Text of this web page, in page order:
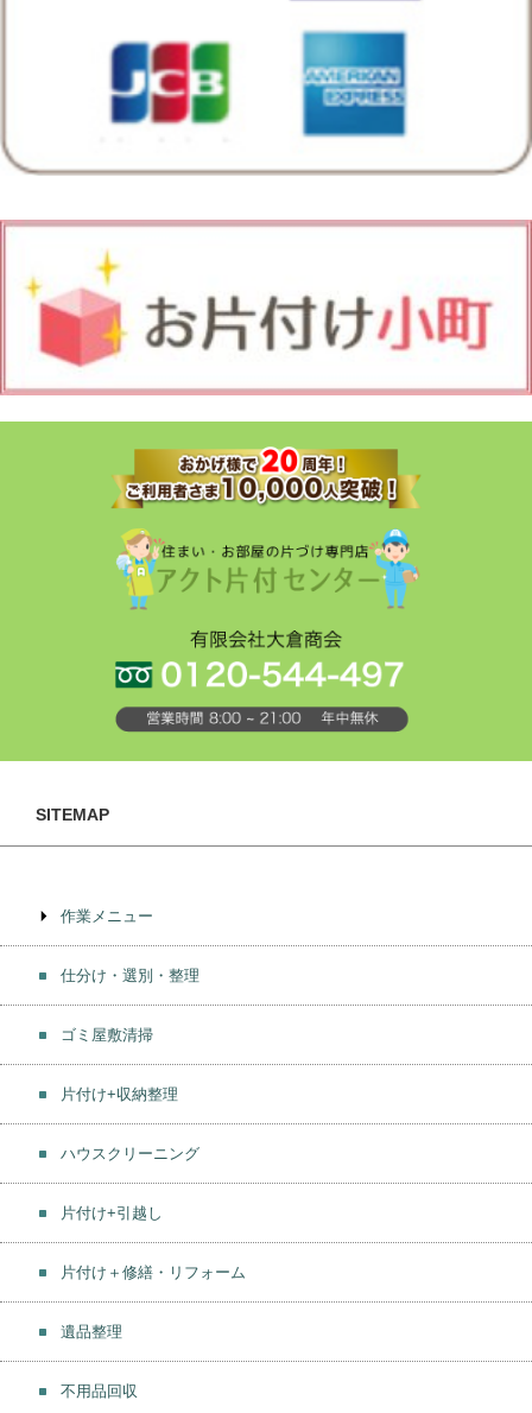
SITEMAP
作業メニュー
仕分け・選別・整理
ゴミ屋敷清掃
片付け+収納整理
ハウスクリーニング
片付け+引越し
片付け＋修繕・リフォーム
遺品整理
不用品回収